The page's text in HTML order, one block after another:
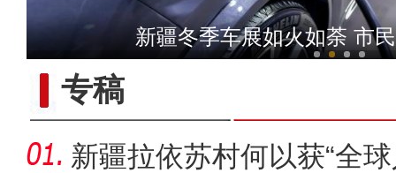
中亚及俄罗斯媒体人参访
新疆冬季车展如火如荼 市
专稿
新疆拉依苏村何以获“全